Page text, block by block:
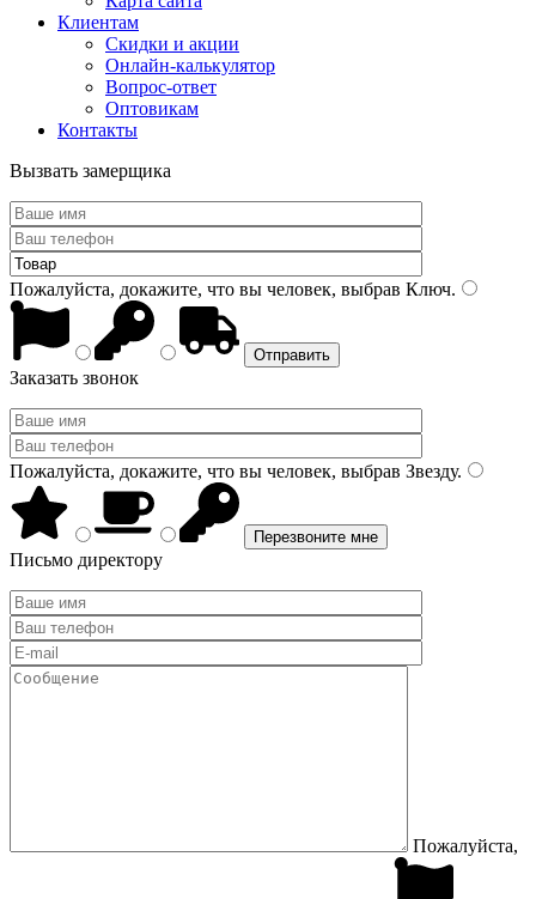
Клиентам
Скидки и акции
Онлайн-калькулятор
Вопрос-ответ
Оптовикам
Контакты
Вызвать замерщика
Пожалуйста, докажите, что вы человек, выбрав Ключ.
Заказать звонок
Пожалуйста, докажите, что вы человек, выбрав Звезду.
Письмо директору
Пожалуйста,